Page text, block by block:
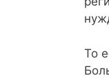
То